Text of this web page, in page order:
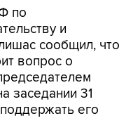
по
и
сообщил, что
вопрос о
заседании 31
его